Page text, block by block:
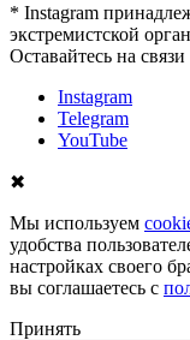
* Instagram
экстремистской
Оставайтесь на связи
Instagram
Telegram
YouTube
✖
Мы используем
удобства
настройках своего
вы соглашаетесь с
Принять